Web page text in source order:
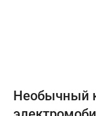
Необычный